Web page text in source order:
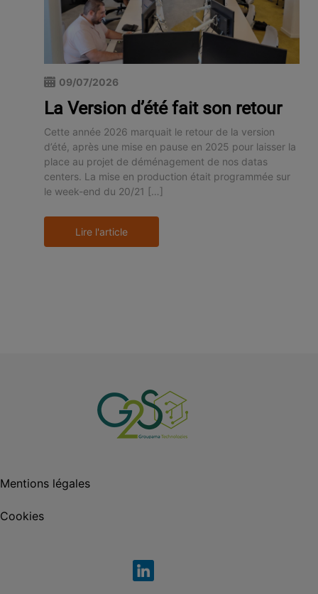
09/07/2026
La Version d’été fait son retour
Cette année 2026 marquait le retour de la version
d’été, après une mise en pause en 2025 pour laisser la
place au projet de déménagement de nos datas
centers. La mise en production était programmée sur
le week-end du 20/21 […]
Lire l'article
Mentions légales
Cookies